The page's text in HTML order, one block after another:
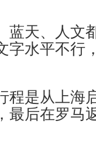
蓝天、人文
字水平不行
程是从上海
最后在罗马